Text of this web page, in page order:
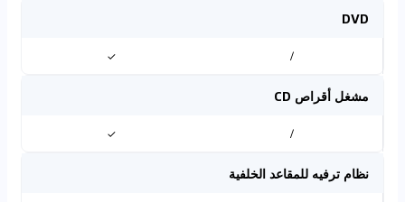
DVD
/
✓
مشغل أقراص CD
/
✓
نظام ترفيه للمقاعد الخلفية